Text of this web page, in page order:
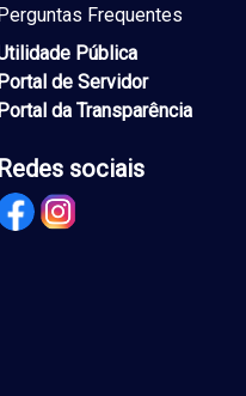
Perguntas Frequentes
Pública
Portal de Servidor
Portal da Transparência
Redes sociais